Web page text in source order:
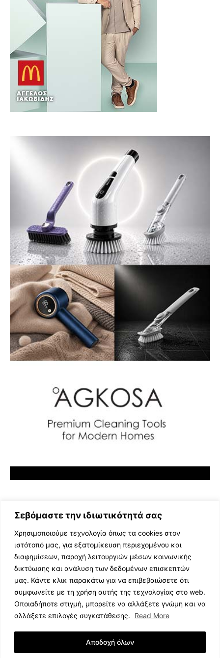
Σεβόμαστε την ιδιωτικότητά σας
Χρησιμοποιούμε τεχνολογία όπως τα cookies στον
ιστότοπό μας, για εξατομίκευση περιεχομένου και
διαφημίσεων, παροχή λειτουργιών μέσων κοινωνικής
δικτύωσης και ανάλυση των δεδομένων επισκεπτών
μας. Κάντε κλικ παρακάτω για να επιβεβαιώσετε ότι
συμφωνείτε με τη χρήση αυτής της τεχνολογίας στο web.
Οποιαδήποτε στιγμή, μπορείτε να αλλάξετε γνώμη και να
αλλάξετε επιλογές συγκατάθεσης.
Read More
Αποδοχή όλων
ΕΛΛΗΝΙΚΗ ΜΟΥΣΙΚΗ
TV SHOWS
EVENTS
ΘΕΑΤΡΟ
ΔΙΑΓΩΝΙΣΜΟΙ
STOA CULTURA